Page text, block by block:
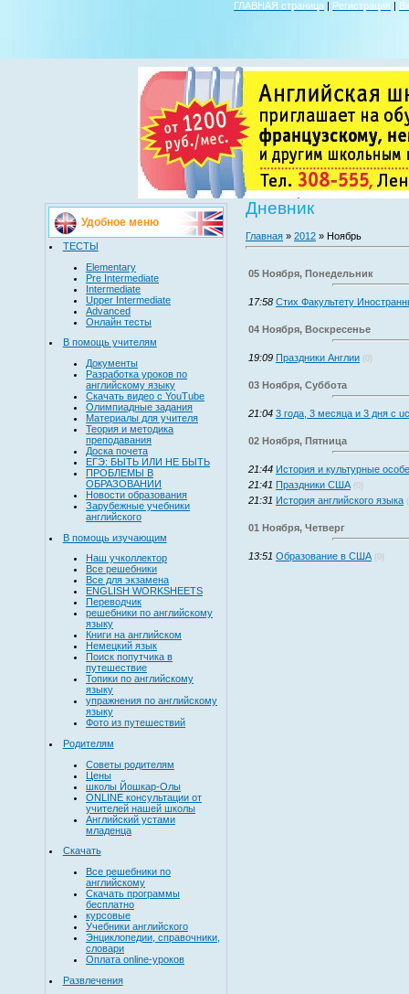
ГЛАВНАЯ страница | Регистрация |
Удобное меню
ТЕСТЫ
Elementary
Pre Intermediate
Intermediate
Upper Intermediate
Advanced
Онлайн тесты
В помощь учителям
Документы
Разработка уроков по
английскому языку
Скачать видео с YouTube
Олимпиадные задания
Материалы для учителя
Теория и методика
преподавания
Доска почета
ЕГЭ: БЫТЬ ИЛИ НЕ БЫТЬ
ПРОБЛЕМЫ В
ОБРАЗОВАНИИ
Новости образования
Зарубежные учебники
английского
В помощь изучающим
Наш учколлектор
Все решебники
Все для экзамена
ENGLISH WORKSHEETS
Переводчик
решебники по английскому
языку
Книги на английском
Немецкий язык
Поиск попутчика в
путешествие
Топики по английскому
языку
упражнения по английскому
языку
Фото из путешествий
Родителям
Советы родителям
Цены
школы Йошкар-Олы
ONLINE консультации от
учителей нашей школы
Английский устами
младенца
Скачать
Все решебники по
английскому
Скачать программы
бесплатно
курсовые
Учебники английского
Энциклопедии, справочники,
словари
Оплата online-уроков
Развлечения
Дневник
Главная » 2012 » Ноябрь
05 Ноября, Понедельник
17:58 Стих Факультету
04 Ноября, Воскресенье
19:09 Праздники Англии (0)
03 Ноября, Суббота
21:04 3 года, 3 месяца и 3 дня с
02 Ноября, Пятница
21:44 История и культурные
21:41 Праздники США (0)
21:31 История английского языка
01 Ноября, Четверг
13:51 Образование в США (0)